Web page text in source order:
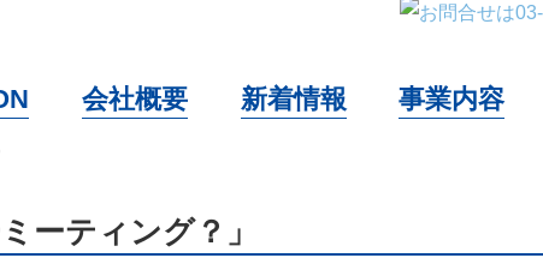
会社概要 新着情報 事業内容
ーティング？」